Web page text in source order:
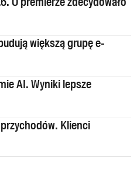
większą grupę e-
AI. Wyniki lepsze
Klienci